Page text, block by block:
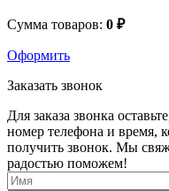
Сумма товаров: 0 ₽
Оформить
Заказать звонок
Для заказа звонка
номер телефона и время,
получить звонок. Мы
радостью поможем!